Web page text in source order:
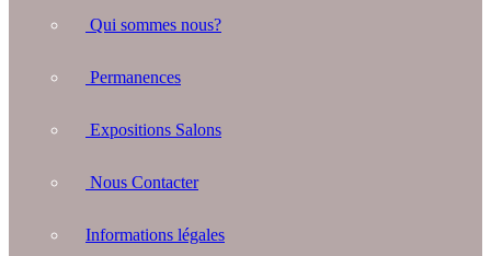
Qui sommes nous?
Permanences
Expositions Salons
Nous Contacter
Informations légales